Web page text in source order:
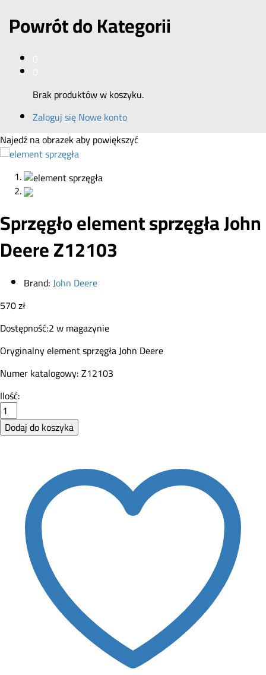
Powrót doKategorii
Brak produktów w koszyku.
Zaloguj sięNowe konto
Najedź na obrazek aby powiększyć
Sprzęgło element sprzęgła John
Deere Z12103
Brand:John Deere
570zł
Dostępność:2 w magazynie
Oryginalny element sprzęgła John Deere
Numer katalogowy: Z12103
Sprzęgło
element
sprzęgła
John
Ilość:
Dodaj do koszyka